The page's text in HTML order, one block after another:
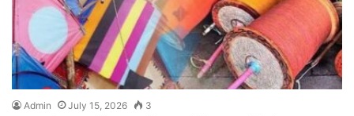
Admin July 15, 2026 3